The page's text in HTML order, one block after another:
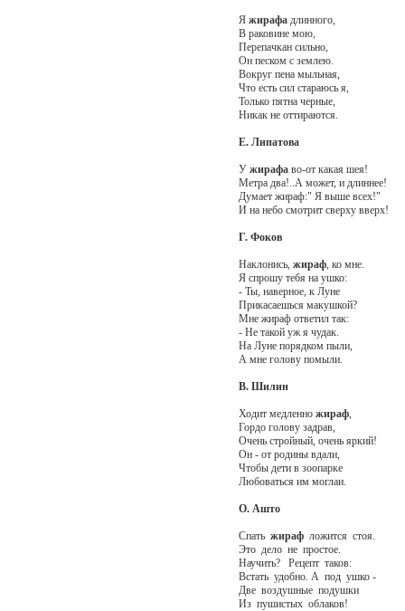
Я жирафадлинного,
В раковине мою,
Перепачкан сильно,
Он песком с землею.
Вокруг пена мыльная,
Что есть сил стараюсь я,
Только пятна черные,
Никак не оттираются.
Е. Липатова
У жирафаво-от какая шея!
Метра два!..А может, и длиннее!
Думает жираф:" Я выше всех!"
И на небо смотрит сверху вверх!
Г. Фоков
Наклонись, жираф, ко мне.
Я спрошу тебя на ушко:
- Ты, наверное, к Луне
Прикасаешься макушкой?
Мне жираф ответил так:
- Не такой уж я чудак.
На Луне порядком пыли,
А мне голову помыли.
В. Шилин
Ходит медленно жираф,
Гордо голову задрав,
Очень стройный, очень яркий!
Он - от родины вдали,
Чтобы дети в зоопарке
Любоваться им моглаи.
О. Ашто
Спать жирафложится стоя.
Это дело не простое.
Научить? Рецепт таков:
Встать удобно. А под ушко -
Две воздушные подушки
Из пушистых облаков!